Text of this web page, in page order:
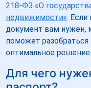
218-ФЗ «О
недвижимости».
документ вам нужен,
поможет разобраться
оптимальное решение.
Для чего